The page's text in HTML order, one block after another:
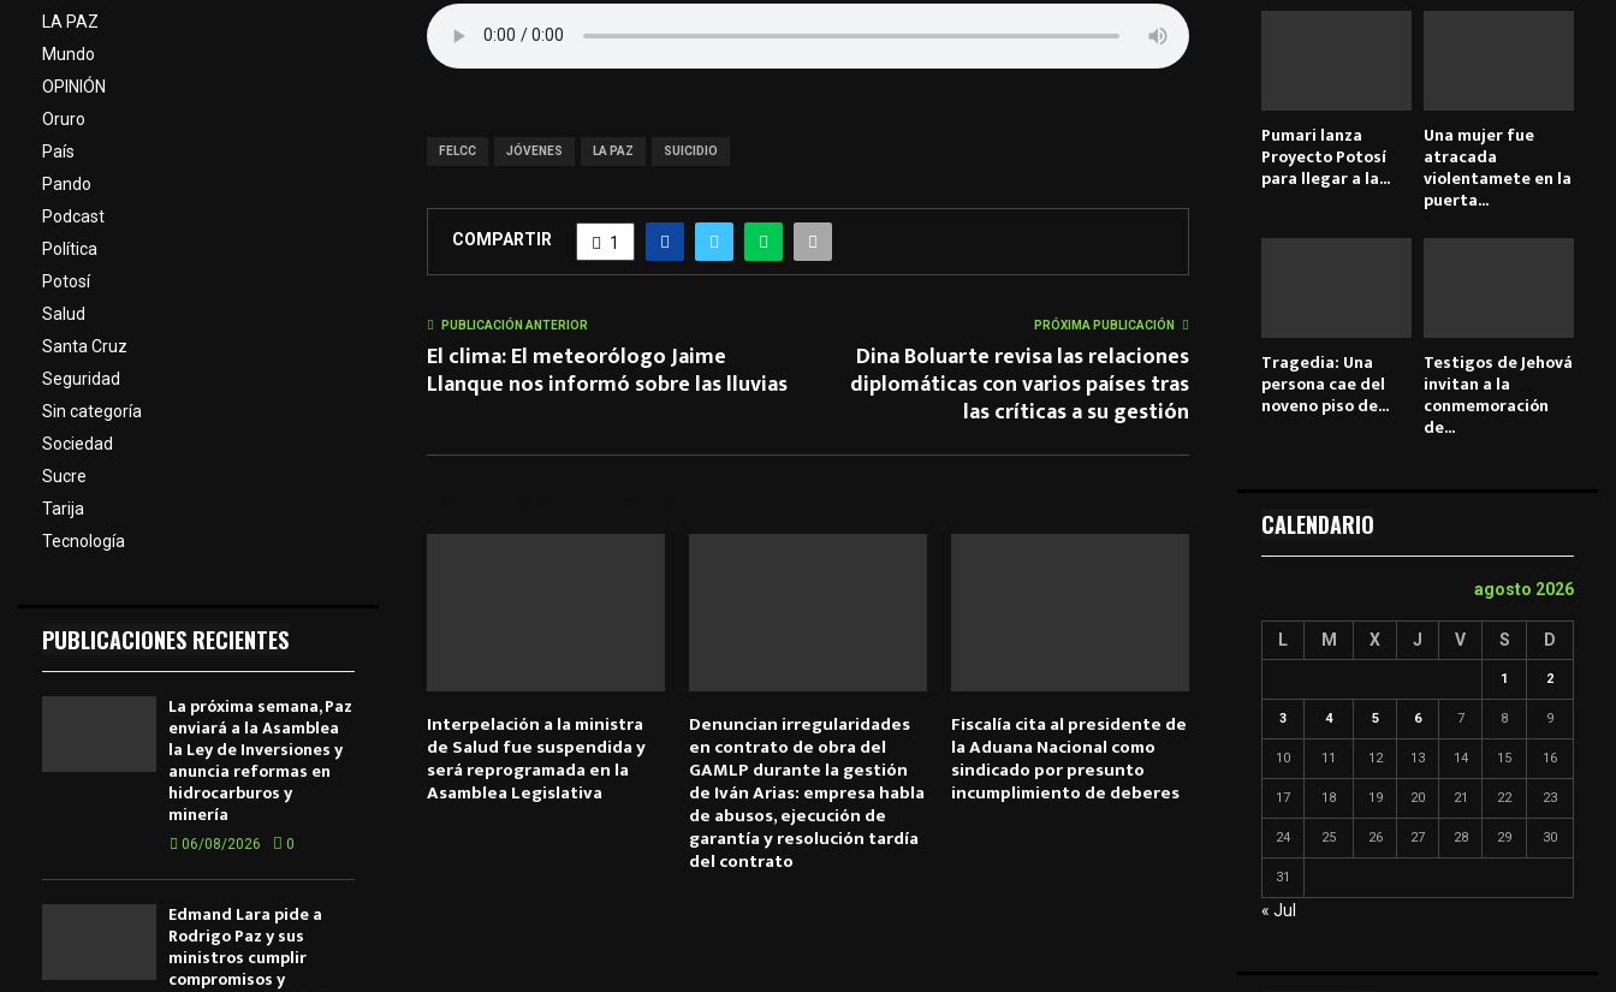
FELCC JÓVENES LA PAZ SUICIDIO
COMPARTIR 1
PUBLICACIÓN ANTERIOR
El clima: El meteorólogo Jaime
Llanque nos informó sobre las lluvias
PRÓXIMA PUBLICACIÓN
Dina Boluarte revisa las relaciones
diplomáticas con varios países tras
las críticas a su gestión
Interpelación a la ministra
de Salud fue suspendida y
será reprogramada en la
Asamblea Legislativa
Denuncian irregularidades
en contrato de obra del
GAMLP durante la gestión
de Iván Arias: empresa habla
de abusos, ejecución de
garantía y resolución tardía
del contrato
Fiscalía cita al presidente de
la Aduana Nacional como
sindicado por presunto
incumplimiento de deberes
LA PAZ
Mundo
OPINIÓN
Oruro
País
Pando
Podcast
Política
Potosí
Salud
Santa Cruz
Seguridad
Sin categoría
Sociedad
Sucre
Tarija
Tecnología
PUBLICACIONES RECIENTES
La próxima semana, Paz
enviará a la Asamblea
la Ley de Inversiones y
anuncia reformas en
hidrocarburos y
minería
06/08/2026 0
Edmand Lara pide a
Rodrigo Paz y sus
ministros cumplir
compromisos y
Pumari lanza
Proyecto Potosí
para llegar a la...
Una mujer fue
atracada
violentamete en la
puerta...
Tragedia: Una
persona cae del
noveno piso de...
Testigos de Jehová
invitan a la
conmemoración
de...
CALENDARIO
agosto 2026
L M X J V S D
1 2
3 4 5 6 7 8 9
10 11 12 13 14 15 16
17 18 19 20 21 22 23
24 25 26 27 28 29 30
31
« Jul